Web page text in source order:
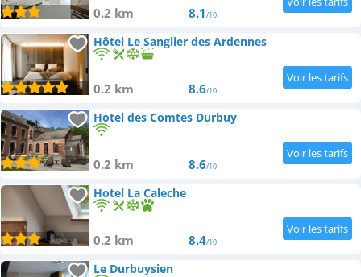
0.2 km 8.1/10
Hôtel Le Sanglier des Ardennes
0.2 km 8.6/10
Hotel des Comtes Durbuy
0.2 km 8.6/10
Hotel La Caleche
0.2 km 8.4/10
Le Durbuysien